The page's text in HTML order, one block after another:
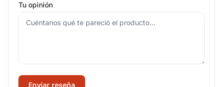
Tu opinión
Enviar reseña